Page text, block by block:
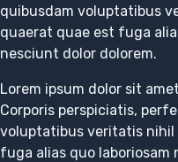
quibusdam voluptatibus
quaerat quae est fuga
nesciunt dolor dolorem.
Lorem ipsum dolor sit
Corporis perspiciatis,
voluptatibus veritatis nihil
fuga alias quo laboriosam